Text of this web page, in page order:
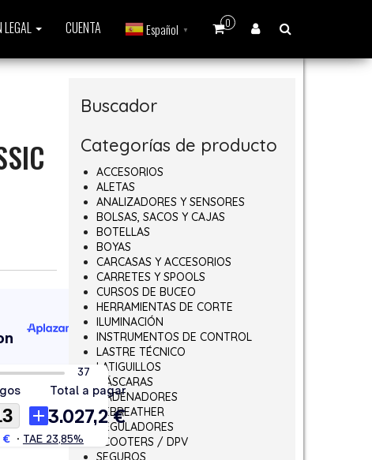
0
LEGAL CUENTA Español ▼
Buscador
Categorías de producto
ACCESORIOS
ALETAS
ANALIZADORES Y SENSORES
BOLSAS, SACOS Y CAJAS
BOTELLAS
BOYAS
CARCASAS Y ACCESORIOS
CARRETES Y SPOOLS
CURSOS DE BUCEO
HERRAMIENTAS DE CORTE
ILUMINACIÓN
INSTRUMENTOS DE CONTROL
LASTRE TÉCNICO
LATIGUILLOS
MÁSCARAS
ORDENADORES
REBREATHER
REGULADORES
SCOOTERS / DPV
SEGUROS